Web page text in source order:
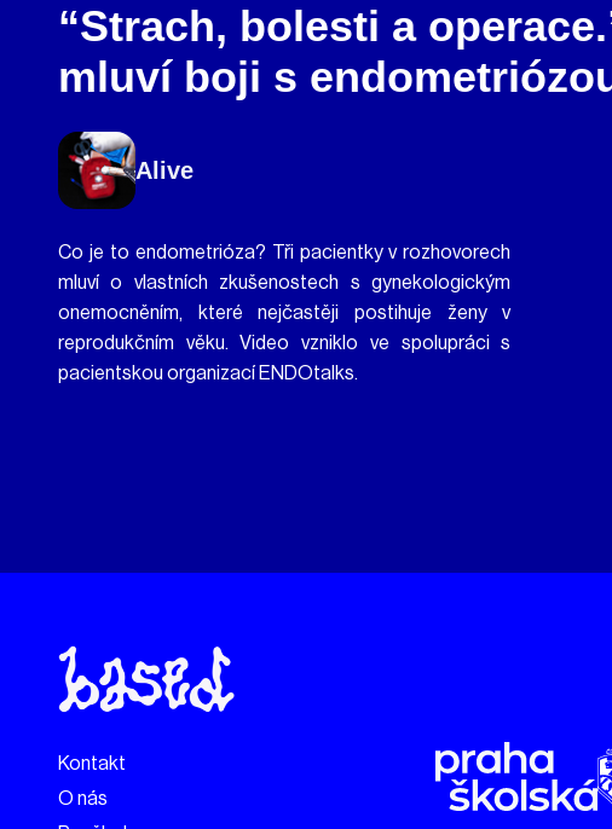
“Strach, bolesti a
mluví boji s
Alive
Co je to endometrióza? Tři pacientky v rozhovorech
mluví o vlastních zkušenostech s gynekologickým
onemocněním, které nejčastěji postihuje ženy v
reprodukčním věku. Video vzniklo ve spolupráci s
pacientskou organizací ENDOtalks.
Kontakt
O nás